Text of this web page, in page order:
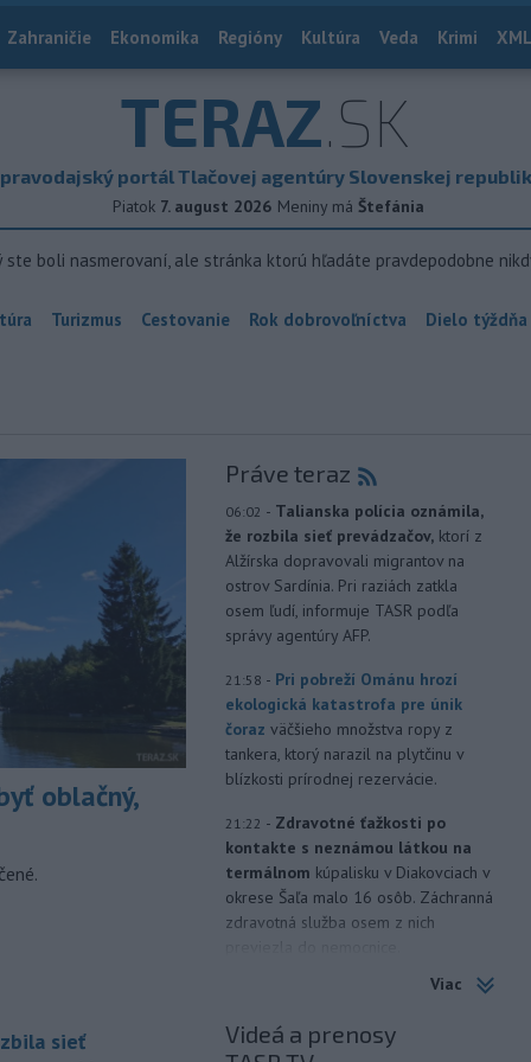
Zahraničie Ekonomika Regióny Kultúra Veda Krimi
TERAZ.SK
portál Tlačovej agentúry Slovenskej
Piatok 7. august 2026 Meniny má Štefánia
ste boli nasmerovaní, ale stránka ktorú hľadáte pravdepodobne
Turizmus Cestovanie Rok dobrovoľníctva Dielo týždňa
oblačný,
sieť
Práve teraz
06:02 - Talianska polícia oznámila,
že rozbila sieť prevádzačov, ktorí z
Alžírska dopravovali migrantov na
ostrov Sardínia. Pri raziách zatkla
osem ľudí, informuje TASR podľa
správy agentúry AFP.
21:58 - Pri pobreží Ománu hrozí
ekologická katastrofa pre únik
čoraz väčšieho množstva ropy z
tankera, ktorý narazil na plytčinu v
blízkosti prírodnej rezervácie.
21:22 - Zdravotné ťažkosti po
kontakte s neznámou látkou na
termálnom kúpalisku v Diakovciach v
okrese Šaľa malo 16 osôb. Záchranná
zdravotná služba osem z nich
Ugandský parlament vo
ugandských vojakovdo
Viac
Videá a prenosy